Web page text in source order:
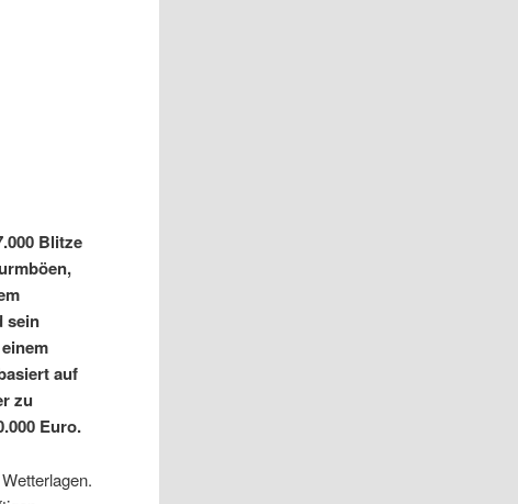
Blitze
sein
auf
zu
Euro.